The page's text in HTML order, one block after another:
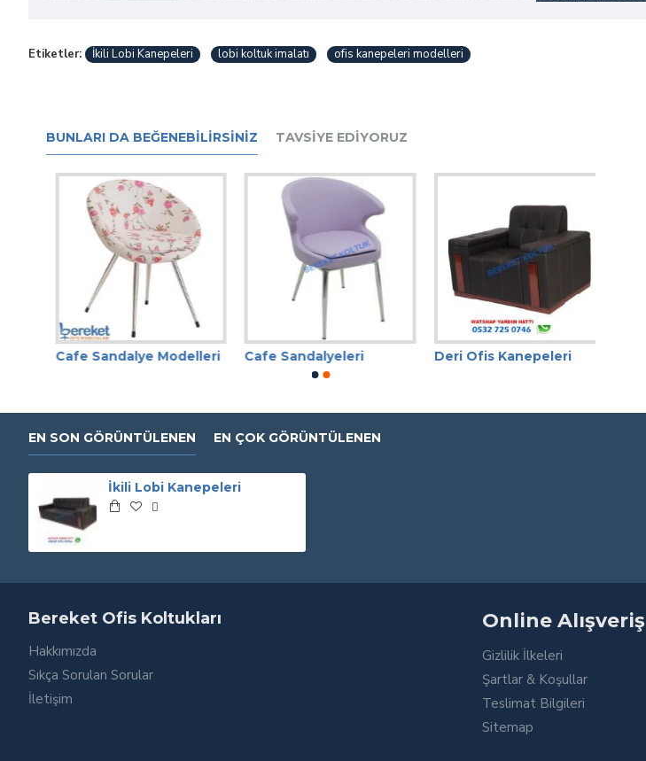
Etiketler: İkili Lobi Kanepeleri lobi koltuk imalatı ofis kanepeleri modelleri
BUNLARI DA BEĞENEBILIRSINIZ TAVSIYE EDIYORUZ
Cafe Sandalye Modelleri Cafe Sandalyeleri Deri Ofis Kanepeleri
EN SON GÖRÜNTÜLENEN EN ÇOK GÖRÜNTÜLENEN
İkili Lobi Kanepeleri
Bereket Ofis Koltukları
Hakkımızda
Sıkça Sorulan Sorular
İletişim
Online Alışveriş
Gizlilik İlkeleri
Şartlar & Koşullar
Teslimat Bilgileri
Sitemap